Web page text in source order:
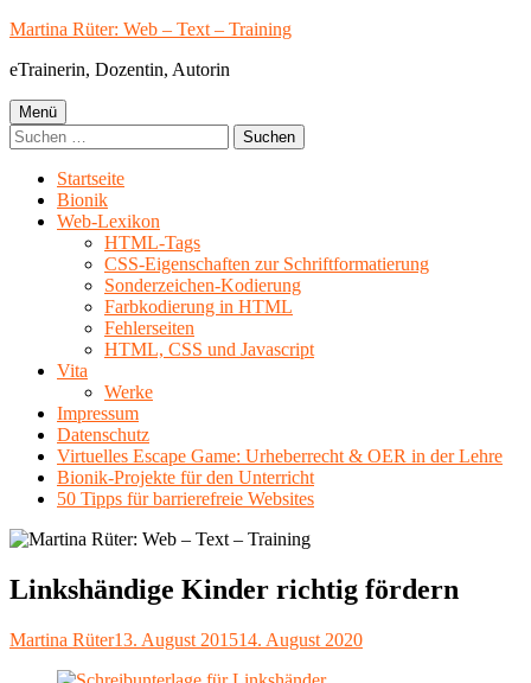
Springe
Inhalt
Martina Rüter: Web – Text – Training
eTrainerin, Dozentin, Autorin
Primäres
Menü
Menü
Suchen
nach:
Startseite
Bionik
Web-Lexikon
HTML-Tags
CSS-Eigenschaften zur Schriftformatierung
Sonderzeichen-Kodierung
Farbkodierung in HTML
Fehlerseiten
HTML, CSS und Javascript
Vita
Werke
Impressum
Datenschutz
Virtuelles Escape Game: Urheberrecht & OER in der Lehre
Bionik-Projekte für den Unterricht
50 Tipps für barrierefreie Websites
Linkshändige Kinder richtig fördern
Autor
Martina RüterVeröffentlicht
13. August 201514. August 2020